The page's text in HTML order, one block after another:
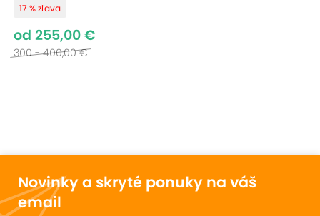
17 % zľava
od 255,00 €
300 - 400,00 €
Novinky a skryté ponuky na váš
email